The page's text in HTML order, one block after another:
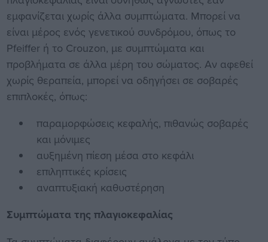
εμφανίζεται χωρίς άλλα συμπτώματα. Μπορεί να
είναι μέρος ενός γενετικού συνδρόμου, όπως το
Pfeiffer ή το Crouzon, με συμπτώματα και
προβλήματα σε άλλα μέρη του σώματος. Αν αφεθεί
χωρίς θεραπεία, μπορεί να οδηγήσει σε σοβαρές
επιπλοκές, όπως:
παραμορφώσεις κεφαλής, πιθανώς σοβαρές
και μόνιμες
αυξημένη πίεση μέσα στο κεφάλι
επιληπτικές κρίσεις
αναπτυξιακή καθυστέρηση
Συμπτώματα της πλαγιοκεφαλίας